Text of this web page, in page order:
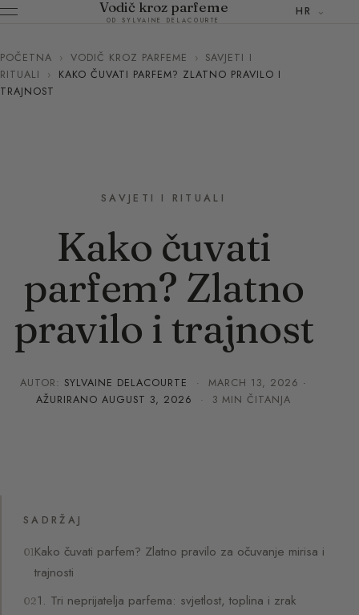
Vodič kroz parfeme
OD SYLVAINE DELACOURTE
HR
POČETNA › VODIČ KROZ PARFEME › SAVJETI I
RITUALI
›
KAKO ČUVATI PARFEM? ZLATNO PRAVILO I
TRAJNOST
SAVJETI I RITUALI
Kako čuvati
parfem? Zlatno
pravilo i trajnost
AUTOR: SYLVAINE DELACOURTE · MARCH 13, 2026 ·
AŽURIRANO AUGUST 3, 2026 · 3 MIN ČITANJA
SADRŽAJ
Kako čuvati parfem? Zlatno pravilo za očuvanje mirisa i
trajnosti
1. Tri neprijatelja parfema: svjetlost, toplina i zrak